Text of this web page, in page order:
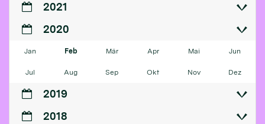
2021
2020
Jan Feb Mär Apr Mai Jun
Jul Aug Sep Okt Nov Dez
2019
2018